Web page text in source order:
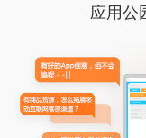
应用公